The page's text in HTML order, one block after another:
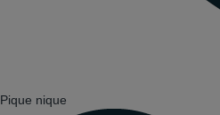
Pique nique